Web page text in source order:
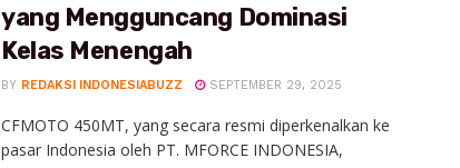
yang Mengguncang Dominasi
Kelas Menengah
BY REDAKSI INDONESIABUZZ SEPTEMBER 29, 2025
CFMOTO 450MT, yang secara resmi diperkenalkan ke
pasar Indonesia oleh PT. MFORCE INDONESIA,